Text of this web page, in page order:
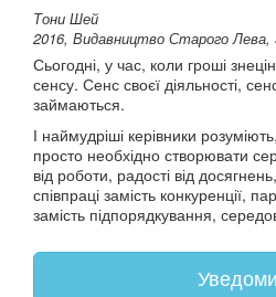
Тони Шей
2016, Видавництво Старого Лева,
Сьогодні, у час, коли гроші
сенсу. Сенс своєї діяльності,
займаються.
І наймудріші керівники
просто необхідно створювати
від роботи, радості від
співпраці замість конкуренції,
замість підпорядкування,